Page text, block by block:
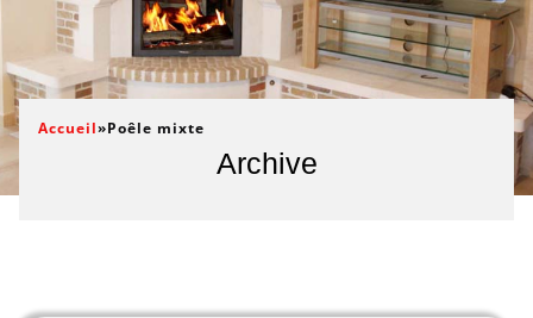
Accueil»Poêle mixte
Archive